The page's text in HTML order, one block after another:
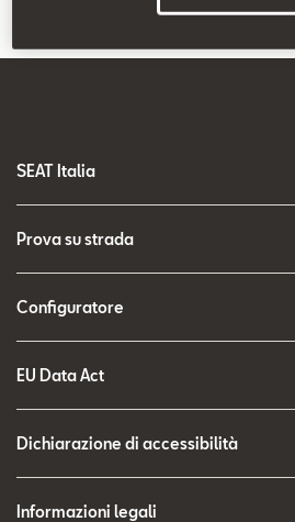
SEAT Italia
Prova su strada
Configuratore
EU Data Act
Dichiarazione di accessibilità
Informazioni legali